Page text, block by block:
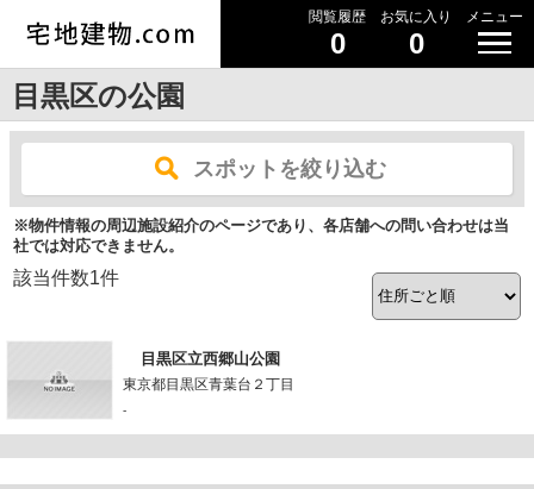
閲覧履歴
0
お気に入り
0
メニュー
目黒区の公園
スポットを絞り込む
※物件情報の周辺施設紹介のページであり、各店舗への問い合わせは当
社では対応できません。
該当件数1件
目黒区立西郷山公園
東京都目黒区青葉台２丁目
-